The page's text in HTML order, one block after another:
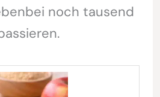
noch tausend